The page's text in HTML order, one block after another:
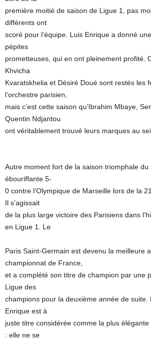
première moitié de saison de Ligue 1, pas
différents ont
scoré pour l’équipe. Luis Enrique a donné
pépites
prometteuses, qui en ont pleinement profité.
Khvicha
Kvaratskhelia et Désiré Doué sont restés les
l’orchestre parisien,
mais c’est cette saison qu’Ibrahim Mbaye,
Quentin Ndjantou
ont véritablement trouvé leurs marques au
Autre moment fort de la saison triomphale du
ébouriffante 5-
0 contre l’Olympique de Marseille lors de la
Il s’agissait
de la plus large victoire des Parisiens dans
en Ligue 1. Le
Paris Saint-Germain est devenu la meilleure
championnat de France,
et a complété son titre de champion par une
Ligue des
champions pour la deuxième année de suite.
Enrique est à
juste titre considérée comme la plus
: elle ne se